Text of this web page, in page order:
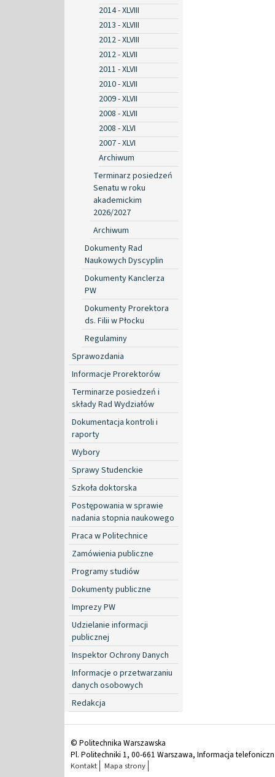
2014 - XLVIII
2013 - XLVIII
2012 - XLVIII
2012 - XLVII
2011 - XLVII
2010 - XLVII
2009 - XLVII
2008 - XLVII
2008 - XLVI
2007 - XLVI
Archiwum
Terminarz posiedzeń
Senatu w roku
akademickim
2026/2027
Archiwum
Dokumenty Rad
Naukowych Dyscyplin
Dokumenty Kanclerza
PW
Dokumenty Prorektora
ds. Filii w Płocku
Regulaminy
Sprawozdania
Informacje Prorektorów
Terminarze posiedzeń i
składy Rad Wydziałów
Dokumentacja kontroli i
raporty
Wybory
Sprawy Studenckie
Szkoła doktorska
Postępowania w sprawie
nadania stopnia naukowego
Praca w Politechnice
Zamówienia publiczne
Programy studiów
Dokumenty publiczne
Imprezy PW
Udzielanie informacji
publicznej
Inspektor Ochrony Danych
Informacje o przetwarzaniu
danych osobowych
Redakcja
© Politechnika Warszawska
Pl. Politechniki 1, 00-661 Warszawa, Informacja
Kontakt Mapa strony